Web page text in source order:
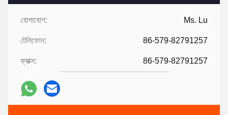
যোগাযোগ: Ms. Lu
টেলিফোন: 86-579-82791257
ফ্যাক্স: 86-579-82791257